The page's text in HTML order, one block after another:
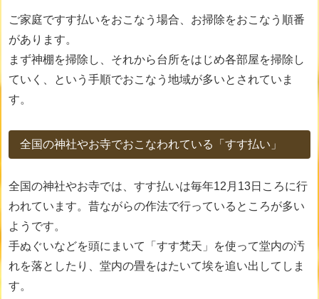
ご家庭ですす払いをおこなう場合、お掃除をおこなう順番
があります。
まず神棚を掃除し、それから台所をはじめ各部屋を掃除し
ていく、という手順でおこなう地域が多いとされていま
す。
全国の神社やお寺でおこなわれている「すす払い」
全国の神社やお寺では、すす払いは毎年12月13日ころに行
われています。昔ながらの作法で行っているところが多い
ようです。
手ぬぐいなどを頭にまいて「すす梵天」を使って堂内の汚
れを落としたり、堂内の畳をはたいて埃を追い出してしま
す。